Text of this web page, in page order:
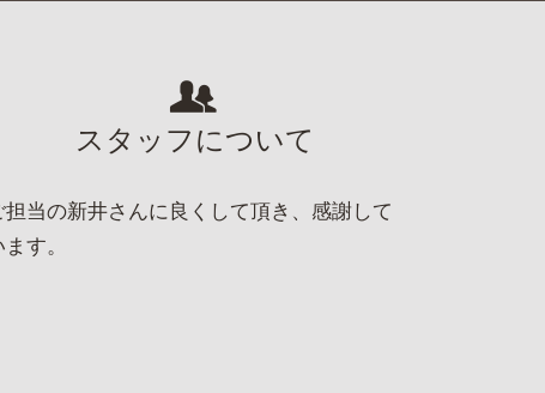
スタッフについて
担当の新井さんに良くして頂き、感謝して
ます。